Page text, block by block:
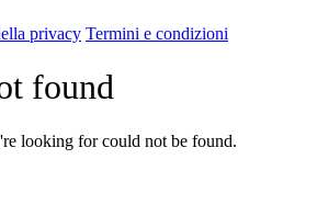
privacy Termini e condizioni
found
looking for could not be found.